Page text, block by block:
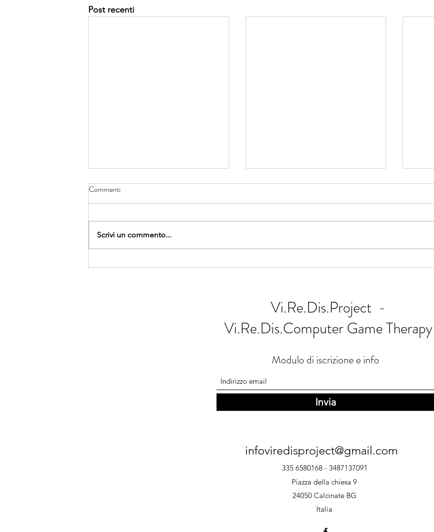
Post recenti
Sono ripartiti i Vi.Re.Dis.LAB
Le emozioni come strumento per
I
Commenti
Scrivi un commento...
Vi.Re.Dis.Project -
Vi.Re.Dis.Computer Game Therapy
Modulo di iscrizione e info
Invia
infoviredisproject@gmail.com
335 6580168 - 3487137091
Piazza della chiesa 9
24050 Calcinate BG
Italia